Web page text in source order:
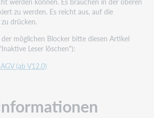
zu werden. Es reicht aus, auf die
drücken.
möglichen Blocker bitte diesen Artikel
Leser löschen"):
(ab V12.0)